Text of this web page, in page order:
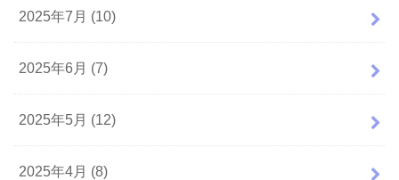
2025年7月 (10)
2025年6月 (7)
2025年5月 (12)
2025年4月 (8)